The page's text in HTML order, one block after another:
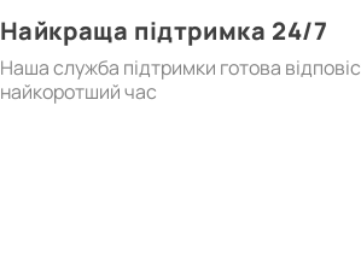
Найкраща підтримка 24/7
Наша служба підтримки готова
найкоротший час